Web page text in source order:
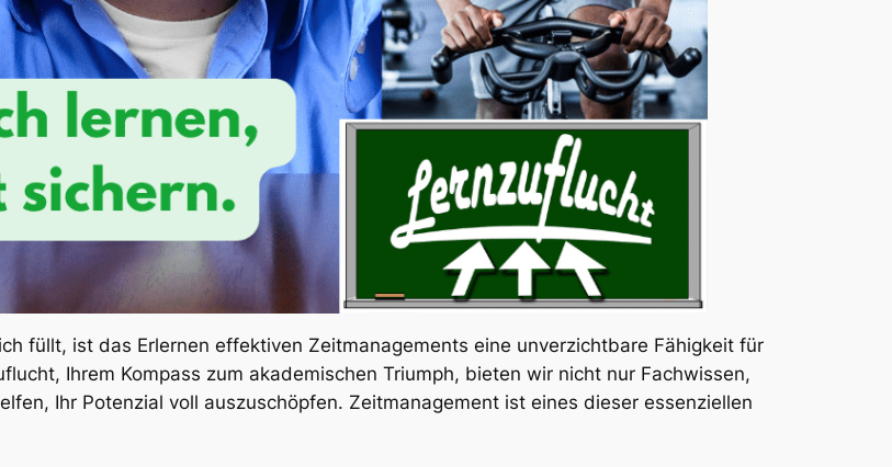
füllt, ist das Erlernen effektiven Zeitmanagements eine unverzichtbare Fähigkeit für
Ihrem Kompass zum akademischen Triumph, bieten wir nicht nur Fachwissen,
Ihr Potenzial voll auszuschöpfen. Zeitmanagement ist eines dieser essenziellen